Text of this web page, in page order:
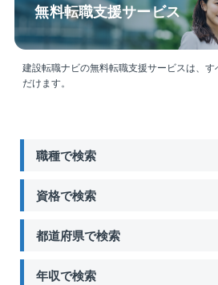
無料転職支援サービス
建設転職ナビの無料転職支援サービスは、
だけます。
職種で検索
資格で検索
都道府県で検索
年収で検索